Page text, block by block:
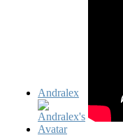
Andralex